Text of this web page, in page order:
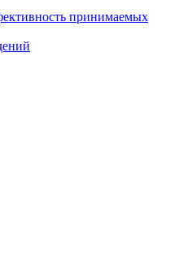
принимаемых